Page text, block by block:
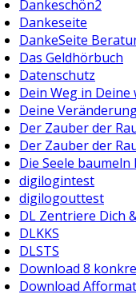
Dankeschön2
Dankeseite
DankeSeite
Das Geldhörbuch
Datenschutz
Dein Weg in
Deine
Der Zauber der
Der Zauber der
Die Seele baumeln
digilogintest
digilogouttest
DL Zentriere Dich
DLKKS
DLSTS
Download 8
Download